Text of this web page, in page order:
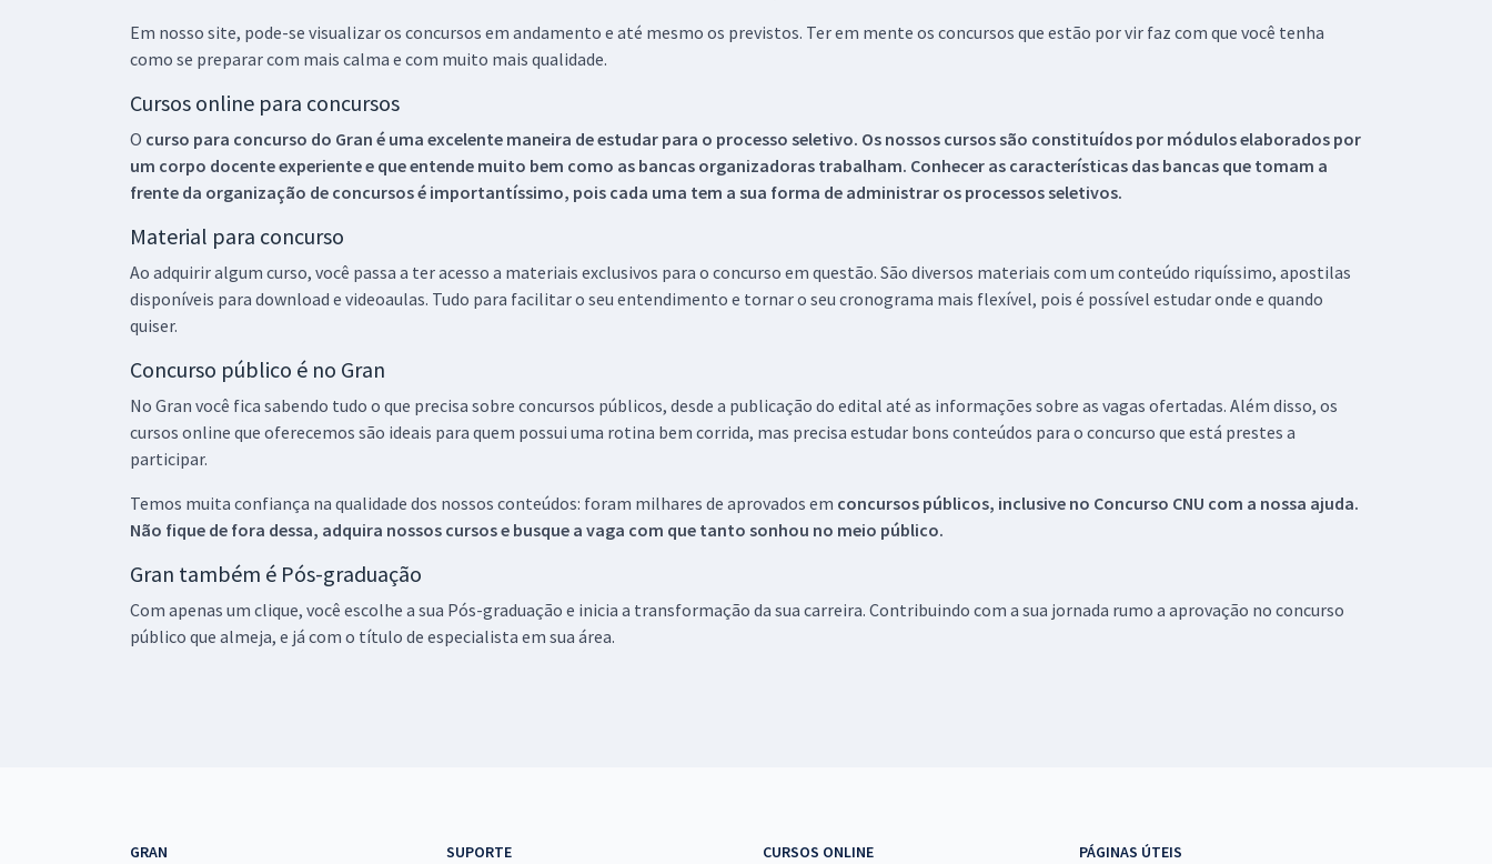
Em nosso site, pode-se visualizar os concursos em andamento e até mesmo os previstos. Ter em mente os concursos que estão por vir faz com que você tenha
como se preparar com mais calma e com muito mais qualidade.
Cursos online para concursos
O curso para concurso do Gran é uma excelente maneira de estudar para o processo seletivo. Os nossos cursos são constituídos por módulos elaborados por
um corpo docente experiente e que entende muito bem como as bancas organizadoras trabalham. Conhecer as características das bancas que tomam a
frente da organização de concursos é importantíssimo, pois cada uma tem a sua forma de administrar os processos seletivos.
Material para concurso
Ao adquirir algum curso, você passa a ter acesso a materiais exclusivos para o concurso em questão. São diversos materiais com um conteúdo riquíssimo, apostilas
disponíveis para download e videoaulas. Tudo para facilitar o seu entendimento e tornar o seu cronograma mais flexível, pois é possível estudar onde e quando
quiser.
Concurso público é no Gran
No Gran você fica sabendo tudo o que precisa sobre concursos públicos, desde a publicação do edital até as informações sobre as vagas ofertadas. Além disso, os
cursos online que oferecemos são ideais para quem possui uma rotina bem corrida, mas precisa estudar bons conteúdos para o concurso que está prestes a
participar.
Temos muita confiança na qualidade dos nossos conteúdos: foram milhares de aprovados em concursos públicos, inclusive no Concurso CNU com a nossa ajuda.
Não fique de fora dessa, adquira nossos cursos e busque a vaga com que tanto sonhou no meio público.
Gran também é Pós-graduação
Com apenas um clique, você escolhe a sua Pós-graduação e inicia a transformação da sua carreira. Contribuindo com a sua jornada rumo a aprovação no concurso
público que almeja, e já com o título de especialista em sua área.
GRAN SUPORTE CURSOS ONLINE PÁGINAS ÚTEIS